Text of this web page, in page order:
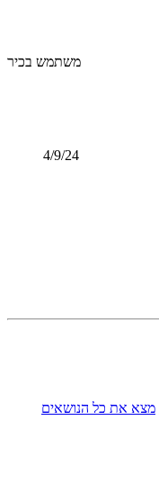
משתמש בכיר
4/9/24
מצא את כל הנושאים